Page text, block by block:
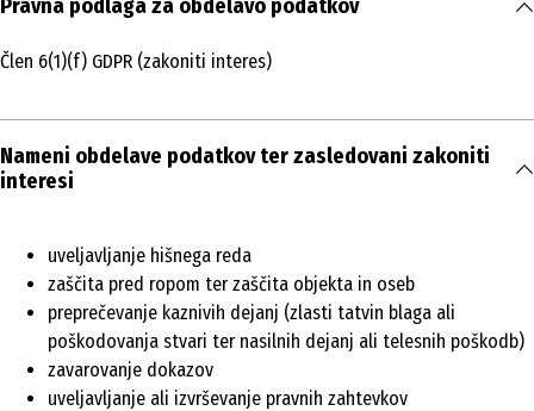
Pravna podlaga za obdelavo podatkov
Člen 6(1)(f) GDPR (zakoniti interes)
Nameni obdelave podatkov ter zasledovani zakoniti
interesi
uveljavljanje hišnega reda
zaščita pred ropom ter zaščita objekta in oseb
preprečevanje kaznivih dejanj (zlasti tatvin blaga ali
poškodovanja stvari ter nasilnih dejanj ali telesnih poškodb)
zavarovanje dokazov
uveljavljanje ali izvrševanje pravnih zahtevkov